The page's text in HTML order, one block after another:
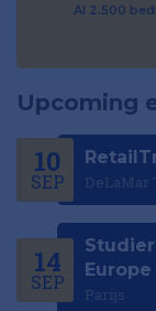
Al 2.500
Upcoming
10
SEP DeLaMar
14
SEP
Europe
Parijs